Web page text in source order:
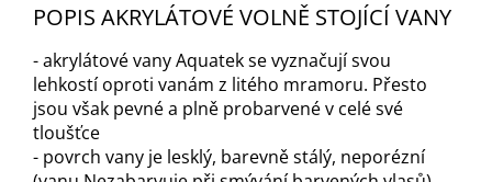
POPIS AKRYLÁTOVÉ VOLNĚ STOJÍCÍ VANY
- akrylátové vany Aquatek se vyznačují svou
lehkostí oproti vanám z litého mramoru. Přesto
jsou však pevné a plně probarvené v celé své
tloušťce
- povrch vany je lesklý, barevně stálý, neporézní